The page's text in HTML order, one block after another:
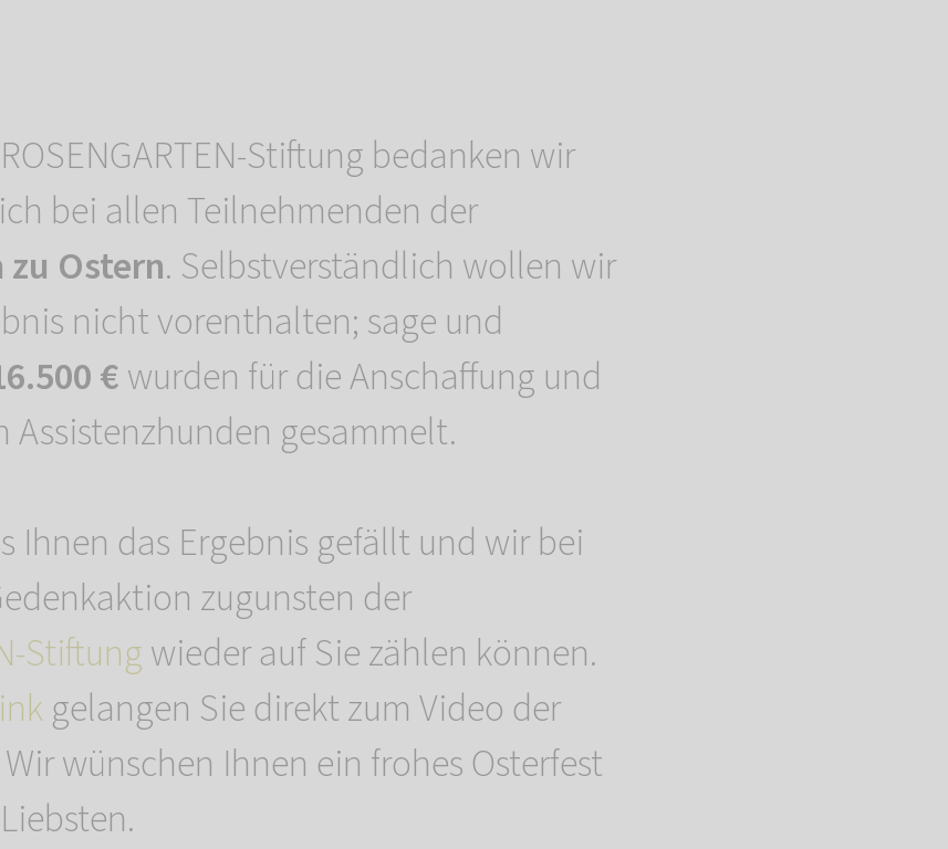
Stiftung bedanken wir
bei allen Teilnehmenden der
Ostern. Selbstverständlich wollen wir
nicht vorenthalten; sage und
€wurden für die Anschaffung und
Assistenzhunden gesammelt.
Ihnen das Ergebnis gefällt und wir bei
zugunsten der
Stiftungwieder auf Sie zählen können.
gelangen Sie direkt zum Video der
wünschen Ihnen ein frohes Osterfest